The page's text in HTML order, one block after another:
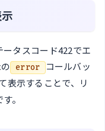
タスコード422でエ
error コールバッ
表示することで、リ
。